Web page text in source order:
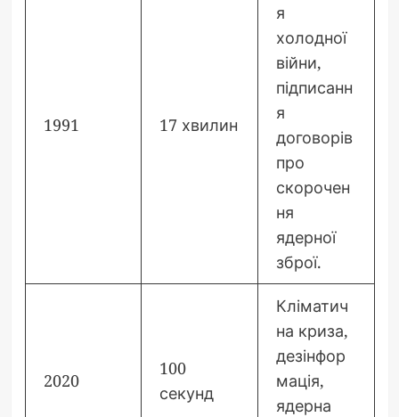
1991 17 хвилин
я
холодної
війни,
підписанн
я
договорів
про
скорочен
ня
ядерної
зброї.
2020
100
секунд
Кліматич
на криза,
дезінфор
мація,
ядерна